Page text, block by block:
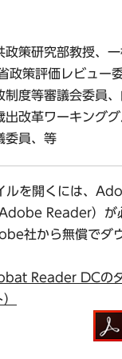
政策研究部教授、
政策評価レビュー
制度等審議会委員
出改革ワーキング
委員、等
ルを開くには、
Reader）が
社から無償でダ
Reader DCの